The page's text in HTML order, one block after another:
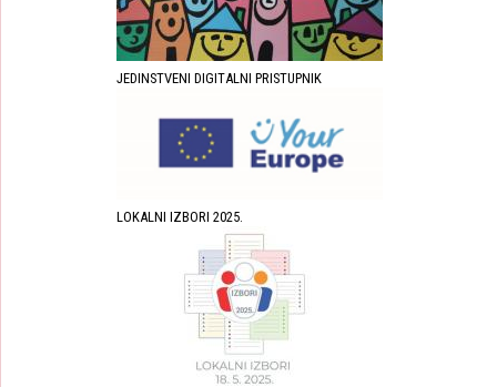
JEDINSTVENI DIGITALNI PRISTUPNIK
LOKALNI IZBORI 2025.